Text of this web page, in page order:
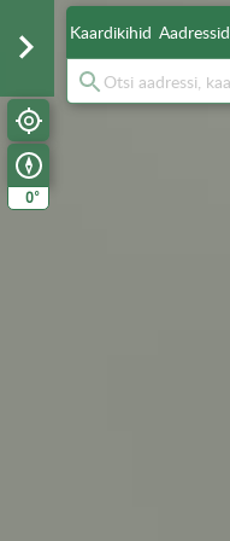
0°
Kaardikihid Aadressid